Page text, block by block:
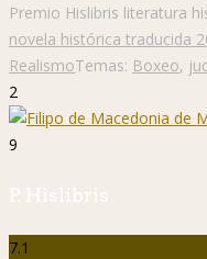
Premio Hislibris literatura
novela histórica traducida
RealismoTemas: Boxeo,
2
9
P. Hislibris
7.1